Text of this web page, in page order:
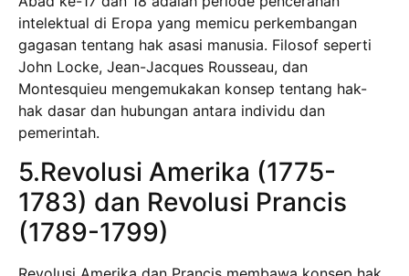
intelektual di Eropa yang memicu perkembangan
gagasan tentang hak asasi manusia. Filosof seperti
John Locke, Jean-Jacques Rousseau, dan
Montesquieu mengemukakan konsep tentang hak-
hak dasar dan hubungan antara individu dan
pemerintah.
5.Revolusi Amerika (1775-
1783) dan Revolusi Prancis
(1789-1799)